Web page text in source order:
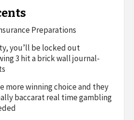
Preparations
you’ll be locked out
3 hit a brick wall journal-
more winning choice and they
baccarat real time gambling